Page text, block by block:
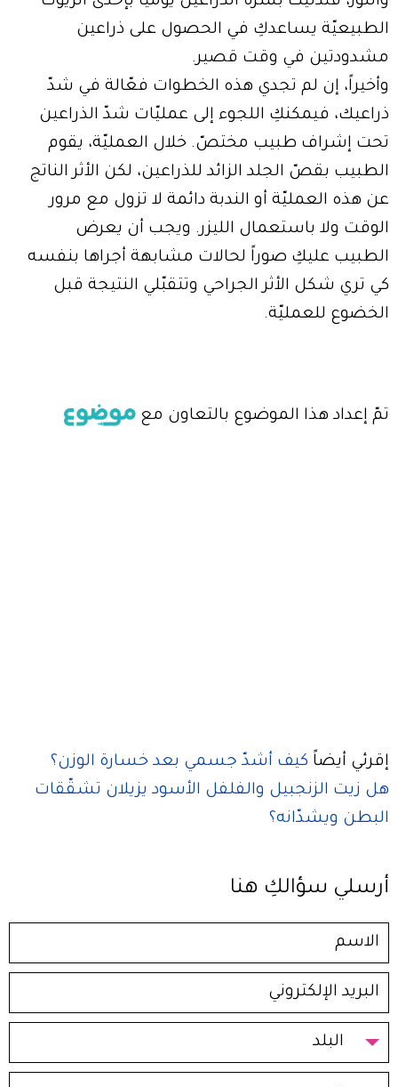
الطبيعيّة يساعدكِ في الحصول على ذراعين
مشدودتين في وقت قصير.
وأخيراً، إن لم تجدي هذه الخطوات فعّالة في شدّ
ذراعيك، فيمكنكِ اللجوء إلى عمليّات شدّ الذراعين
تحت إشراف طبيب مختصّ. خلال العمليّة، يقوم
الطبيب بقصّ الجلد الزائد للذراعين، لكن الأثر الناتج
عن هذه العمليّة أو الندبة دائمة لا تزول مع مرور
الوقت ولا باستعمال الليزر. ويجب أن يعرض
الطبيب عليكِ صوراً لحالات مشابهة أجراها بنفسه
كي تري شكل الأثر الجراحي وتتقبّلي النتيجة قبل
الخضوع للعمليّة.
تمّ إعداد هذا الموضوع بالتعاون مع
إقرئي أيضاً كيف أشدّ جسمي بعد خسارة الوزن؟
هل زيت الزنجبيل والفلفل الأسود يزيلان تشقّقات
البطن ويشدّانه؟
أرسلي سؤالكِ هنا
البلد